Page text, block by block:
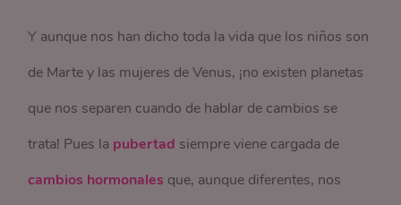
Y aunque nos han dicho toda la vida que los niños son
de Marte y las mujeres de Venus, ¡no existen planetas
que nos separen cuando de hablar de cambios se
trata! Pues la pubertad siempre viene cargada de
cambios hormonales que, aunque diferentes, nos